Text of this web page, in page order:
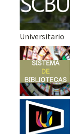
Universitario